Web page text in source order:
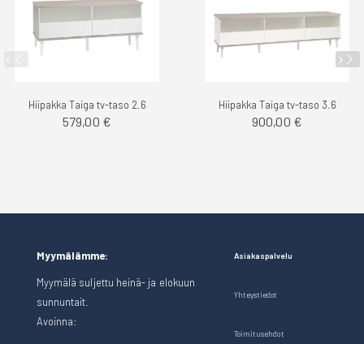
Hiipakka Taiga tv-taso 2.6
579,00 €
Hiipakka Taiga tv-taso 3.6
900,00 €
Myymälämme:
Myymälä suljettu heinä- ja elokuun
sunnuntait.
Avoinna:
Asiakaspalvelu
Yhteystiedot
Toimitusehdot